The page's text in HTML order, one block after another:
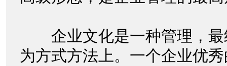
企业文化是一种管理，最
为方式方法上。一个企业优